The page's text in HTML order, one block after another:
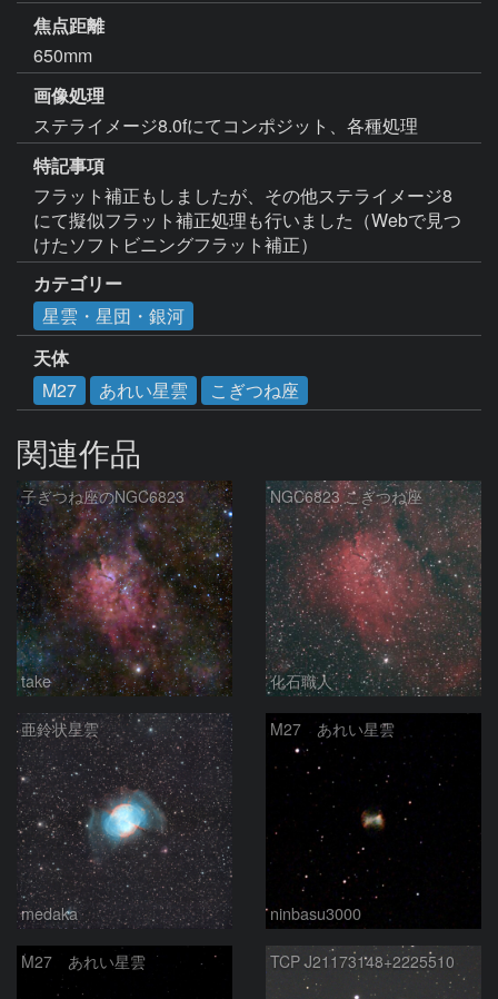
焦点距離
650mm
画像処理
ステライメージ8.0fにてコンポジット、各種処理
特記事項
フラット補正もしましたが、その他ステライメージ8
にて擬似フラット補正処理も行いました（Webで見つ
けたソフトビニングフラット補正）
カテゴリー
星雲・星団・銀河
天体
M27
あれい星雲 こぎつね座
関連作品
子ぎつね座のNGC6823
take
NGC6823 こぎつね座
化石職人
亜鈴状星雲
medaka
M27 あれい星雲
ninbasu3000
M27 あれい星雲 TCP J21173148+2225510